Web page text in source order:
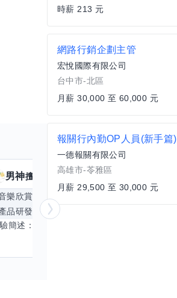
男神擅長 個技能
樂欣賞 顧問服務
品研發
跨部門協作
時薪 213 元
網路行銷企劃主管
宏悅國際有限公司
台中市-北區
月薪 30,000 至 60,000 元
報關行內勤OP人員(新手篇)
一德報關有限公司
高雄市-苓雅區
月薪 29,500 至 30,000 元